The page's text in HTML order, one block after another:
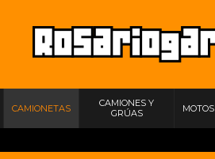
CAMIONETAS
CAMIONES Y
GRÚAS
MOTOS